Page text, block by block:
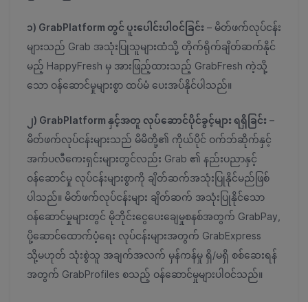
၁) GrabPlatform တွင် ပူးပေါင်းပါဝင်ခြင်း – မိတ်ဖက်လုပ်ငန်း
များသည် Grab အသုံးပြုသူများထံသို့ တိုက်ရိုက်ချိတ်ဆက်နိုင်
မည့် HappyFresh မှ အားဖြည့်ထားသည့် GrabFresh ကဲ့သို့
သော ဝန်ဆောင်မှုများစွာ ထပ်မံ ပေးအပ်နိုင်ပါသည်။
၂) GrabPlatform နှင့်အတူ လုပ်ဆောင်ပိုင်ခွင့်များ ရရှိခြင်း –
မိတ်ဖက်လုပ်ငန်းများသည် မိမိတို့၏ ကိုယ်ပိုင် ဝက်ဘ်ဆိုက်နှင့်
အက်ပလီကေးရှင်းများတွင်လည်း Grab ၏ နည်းပညာနှင့်
ဝန်ဆောင်မှု လုပ်ငန်းများစွာကို ချိတ်ဆက်အသုံးပြုနိုင်မည်ဖြစ်
ပါသည်။ မိတ်ဖက်လုပ်ငန်းများ ချိတ်ဆက် အသုံးပြုနိုင်သော
ဝန်ဆောင်မှုများတွင် မိုဘိုင်းငွေပေးချေမှုစနစ်အတွက် GrabPay,
ပို့ဆောင်ထောက်ပံ့ရေး လုပ်ငန်းများအတွက် GrabExpress
သို့မဟုတ် သုံးစွဲသူ အချက်အလက် မှန်ကန်မှု ရှိ/မရှိ စစ်ဆေးရန်
အတွက် GrabProfiles စသည့် ဝန်ဆောင်မှုများပါဝင်သည်။